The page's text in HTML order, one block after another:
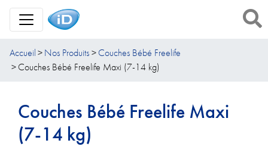
Toggle Navigation
Accueil Nos Produits
Couches Bébé Freelife
Couches Bébé Freelife Maxi (7-14 kg)
Couches Bébé Freelife Maxi
(7-14 kg)